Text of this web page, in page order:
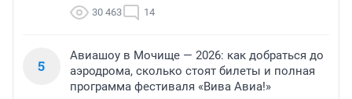
30 463 14
5
Авиашоу в Мочище — 2026: как добраться до
аэродрома, сколько стоят билеты и полная
программа фестиваля «Вива Авиа!»